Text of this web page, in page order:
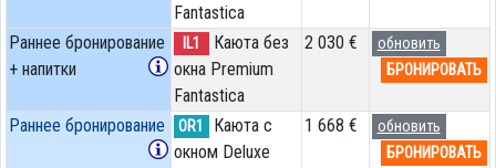
Fantastica
Раннее бронирование
+ напитки
IL1
Каюта без
окна Premium
Fantastica
2 030 €
обновить
БРОНИРОВАТЬ
Раннее бронирование OR1
Каюта с
окном Deluxe
1 668 €
обновить
БРОНИРОВАТЬ